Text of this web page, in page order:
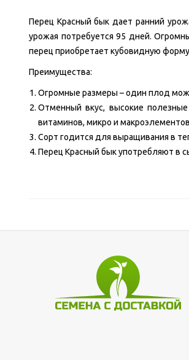
Перец Красный бык дает ранний
урожая потребуется 95 дней.
перец приобретает кубовидную
Преимущества:
Огромные размеры – один плод
Отменный вкус, высокие
витаминов, микро и
Сорт годится для выращивания в
Перец Красный бык употребляют в